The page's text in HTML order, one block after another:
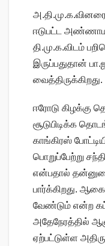
ஈடுபட்ட
தி.மு.க.விடம்
இருப்பதுதான்
வைத்திருக்கிறது.
ஈரோடு கிழக்கு
சூடுபிடிக்க
காங்கிரஸ்
பொறுப்பேற்று
என்பதால்
பார்க்கிறது.
வேண்டும் என்ற
அதேநேரத்தில்
ஏற்பட்டுள்ள